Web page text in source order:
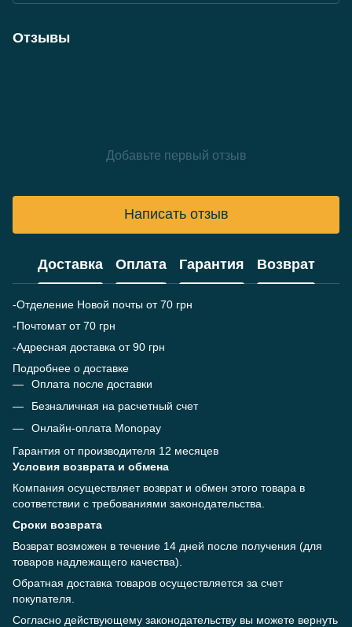
Отзывы
Добавьте первый отзыв
Написать отзыв
Доставка Оплата Гарантия Возврат
-Отделение Новой почты от 70 грн
-Почтомат от 70 грн
-Адресная доставка от 90 грн
Подробнее о доставке
Оплата после доставки
Безналичная на расчетный счет
Онлайн-оплата Monopay
Гарантия от производителя 12 месяцев
Условия возврата и обмена
Компания осуществляет возврат и обмен этого товара в
соответствии с требованиями законодательства.
Сроки возврата
Возврат возможен в течение 14 дней после получения (для
товаров надлежащего качества).
Обратная доставка товаров осуществляется за счет
покупателя.
Согласно действующему законодательству вы можете вернуть